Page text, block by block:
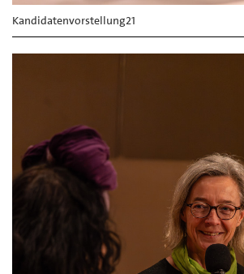
Kandidatenvorstellung21